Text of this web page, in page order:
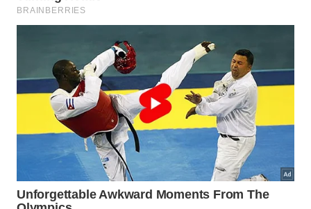
Quais materiais são necessários
para pintar a superfície?
A escolha correta dos itens de pintura garante um
resultado visual impressionante e duradouro no lar.
Tintas adequadas para madeira evitam
descascamentos futuros provocados por
intempéries climáticas severas. Invista em produtos